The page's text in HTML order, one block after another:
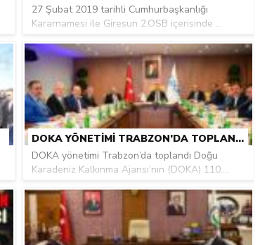
27 Şubat 2019 tarihli Cumhurbaşkanlığı
Kararnamesi ile Giresun 2.OSB içerisinde ...
DOKA YÖNETIMI TRABZON’DA TOPLANDI
DOKA yönetimi Trabzon’da toplandı Doğu
Karadeniz Kalkınma Ajansı’nın (DOKA) 110....